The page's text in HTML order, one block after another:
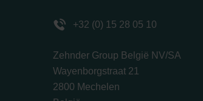
+32 (0) 15 28 05 10
Zehnder Group België NV/SA
Wayenborgstraat 21
2800 Mechelen